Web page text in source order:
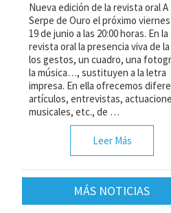
Nueva edición de la revista oral A
Serpe de Ouro el próximo viernes
19 de junio a las 20:00 horas. En la
revista oral la presencia viva de
los gestos, un cuadro, una
la música…, sustituyen a la letra
impresa. En ella ofrecemos
artículos, entrevistas,
musicales, etc., de …
Leer Más
MÁS NOTICIAS